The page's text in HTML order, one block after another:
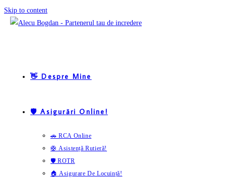
Skip to content
👋 Despre Mine
🛡️ Asigurări Online!
🚗 RCA Online
🛟 Asistență Rutieră!
🛡️ ROTR
🏠 Asigurare De Locuință!